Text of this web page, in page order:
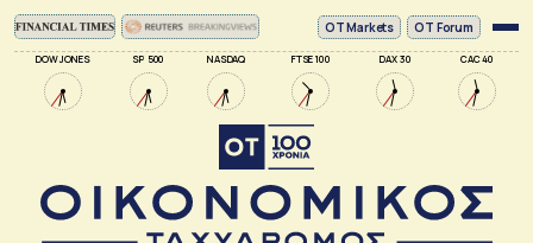
DOW JONES SP 500 NASDAQ FTSE 100 DAX 30 CAC 40
ΟΤ Markets OT Forum